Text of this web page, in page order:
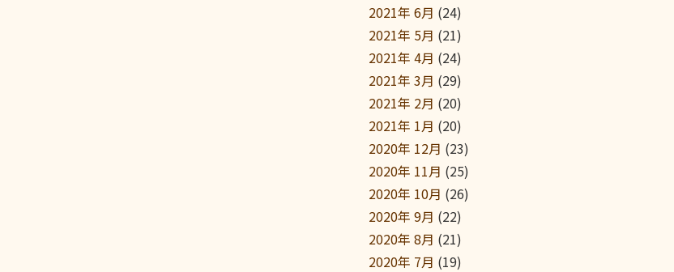
2021年 6月 (24)
2021年 5月 (21)
2021年 4月 (24)
2021年 3月 (29)
2021年 2月 (20)
2021年 1月 (20)
2020年 12月 (23)
2020年 11月 (25)
2020年 10月 (26)
2020年 9月 (22)
2020年 8月 (21)
2020年 7月 (19)